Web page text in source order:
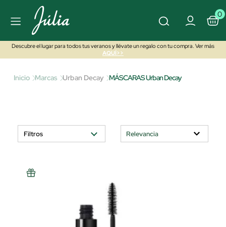
0
Descubre el lugar para todos tus veranos y llévate un regalo con tu compra. Ver más
AQUÍ>>
Inicio Marcas Urban Decay MÁSCARAS Urban Decay
Filtros